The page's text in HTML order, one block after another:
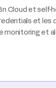
Cloud et self-
et les
monitoring et